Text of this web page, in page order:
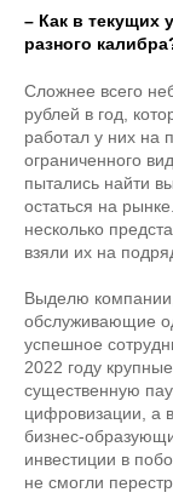
– Как в текущих
разного
Сложнее всего
рублей в год,
работал у них на
ограниченного
пытались найти
остаться на
несколько
взяли их на
Выделю
обслуживающие
успешное
2022 году
существенную
цифровизации, а
бизнес-
инвестиции в
не смогли